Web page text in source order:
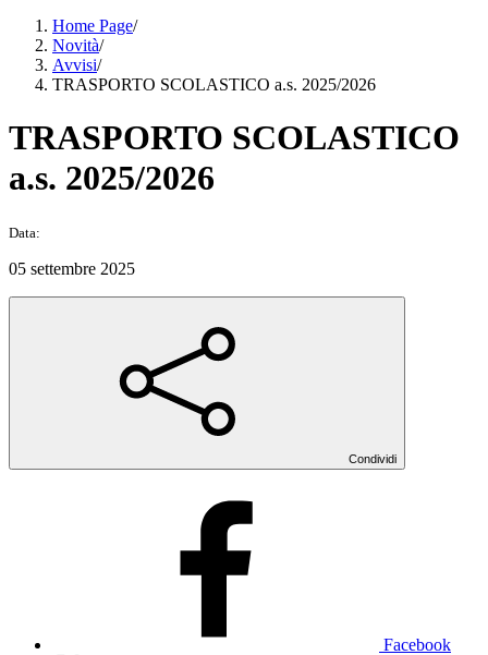
Home Page/
Novità/
Avvisi/
TRASPORTO SCOLASTICO a.s. 2025/2026
TRASPORTO SCOLASTICO
a.s. 2025/2026
Data:
05 settembre 2025
Condividi
Facebook